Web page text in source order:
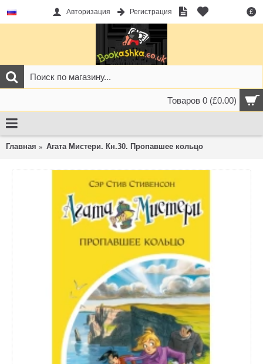
£
Авторизация Регистрация
Товаров 0 (£0.00)
Главная Агата Мистери. Кн.30. Пропавшее кольцо